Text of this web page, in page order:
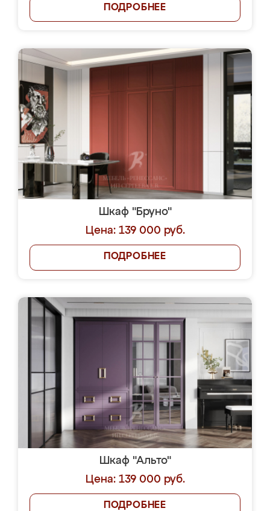
ПОДРОБНЕЕ
Шкаф "Бруно"
Цена: 139 000 руб.
ПОДРОБНЕЕ
Шкаф "Альто"
Цена: 139 000 руб.
ПОДРОБНЕЕ